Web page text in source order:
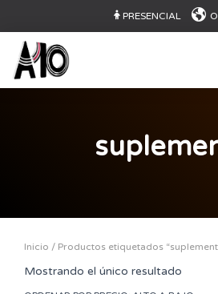
PRESENCIAL
Inicio / Productos etiquetados
Mostrando el único resultado